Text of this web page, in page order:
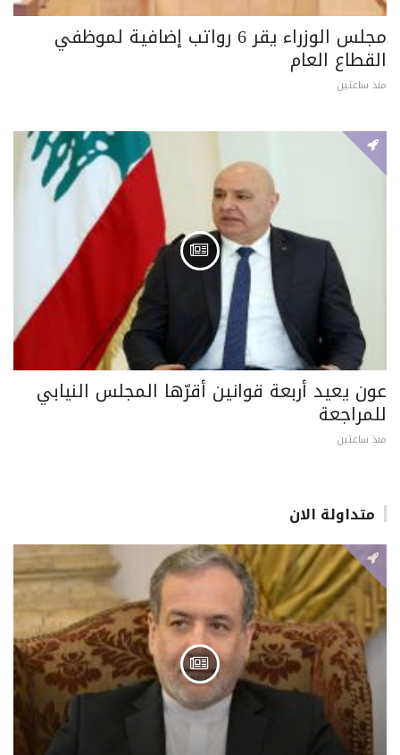
مجلس الوزراء يقر 6 رواتب إضافية لموظفي
القطاع العام
منذ ساعتين
عون يعيد أربعة قوانين أقرّها المجلس النيابي
للمراجعة
منذ ساعتين
متداولة الان